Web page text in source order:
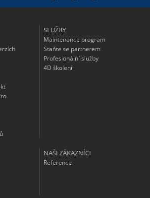
SLUŽBY
Maintenance program
Staňte se partnerem
Profesionální služby
4D školení
NAŠI ZÁKAZNÍCI
Reference